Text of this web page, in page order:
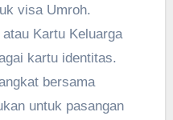
visa Umroh.
Kartu Keluarga
kartu identitas.
bersama
untuk pasangan